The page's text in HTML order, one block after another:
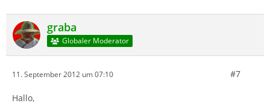
graba
Globaler Moderator
11. September 2012 um 07:10 #7
Hallo,